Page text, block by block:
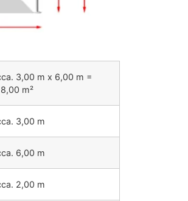
3,00 m x 6,00 m =
m²
3,00 m
6,00 m
2,00 m